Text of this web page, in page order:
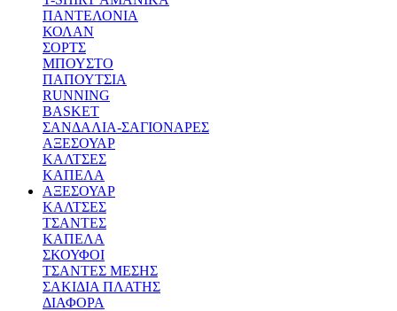
ΠΑΝΤΕΛΟΝΙΑ
ΚΟΛΑΝ
ΣΟΡΤΣ
ΜΠΟΥΣΤΟ
ΠΑΠΟΥΤΣΙΑ
RUNNING
BASKET
ΣΑΝΔΑΛΙΑ-ΣΑΓΙΟΝΑΡΕΣ
ΑΞΕΣΟΥΑΡ
ΚΑΛΤΣΕΣ
ΚΑΠΕΛΑ
ΑΞΕΣΟΥΑΡ
ΚΑΛΤΣΕΣ
ΤΣΑΝΤΕΣ
ΚΑΠΕΛΑ
ΣΚΟΥΦΟΙ
ΤΣΑΝΤΕΣ ΜΕΣΗΣ
ΣΑΚΙΔΙΑ ΠΛΑΤΗΣ
ΔΙΑΦΟΡΑ